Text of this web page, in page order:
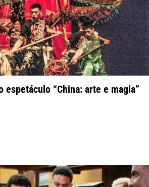
espetáculo “China: arte e magia”